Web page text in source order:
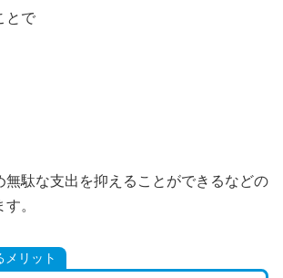
とで
無駄な支出を抑えることができるなどの
。
メリット